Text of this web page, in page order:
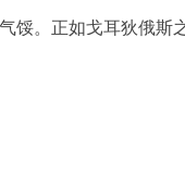
馁。正如戈耳狄俄